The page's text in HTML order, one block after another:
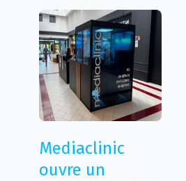
Mediaclinic
ouvre un